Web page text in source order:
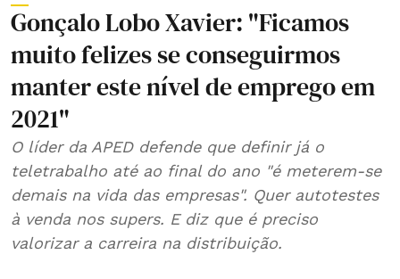
Gonçalo Lobo Xavier: "Ficamos
muito felizes se conseguirmos
manter este nível de emprego em
2021"
O líder da APED defende que definir já o
teletrabalho até ao final do ano "é meterem-se
demais na vida das empresas". Quer autotestes
à venda nos supers. E diz que é preciso
valorizar a carreira na distribuição.